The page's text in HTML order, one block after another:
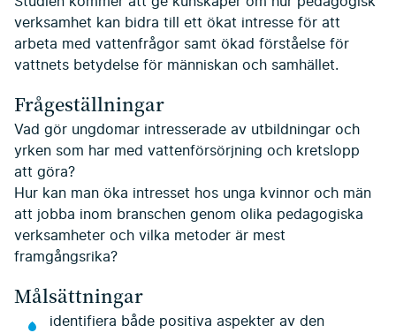
verksamhet kan bidra till ett ökat intresse för att
arbeta med vattenfrågor samt ökad förståelse för
vattnets betydelse för människan och samhället.
Frågeställningar
Vad gör ungdomar intresserade av utbildningar och
yrken som har med vattenförsörjning och kretslopp
att göra?
Hur kan man öka intresset hos unga kvinnor och män
att jobba inom branschen genom olika pedagogiska
verksamheter och vilka metoder är mest
framgångsrika?
Målsättningar
identifiera både positiva aspekter av den